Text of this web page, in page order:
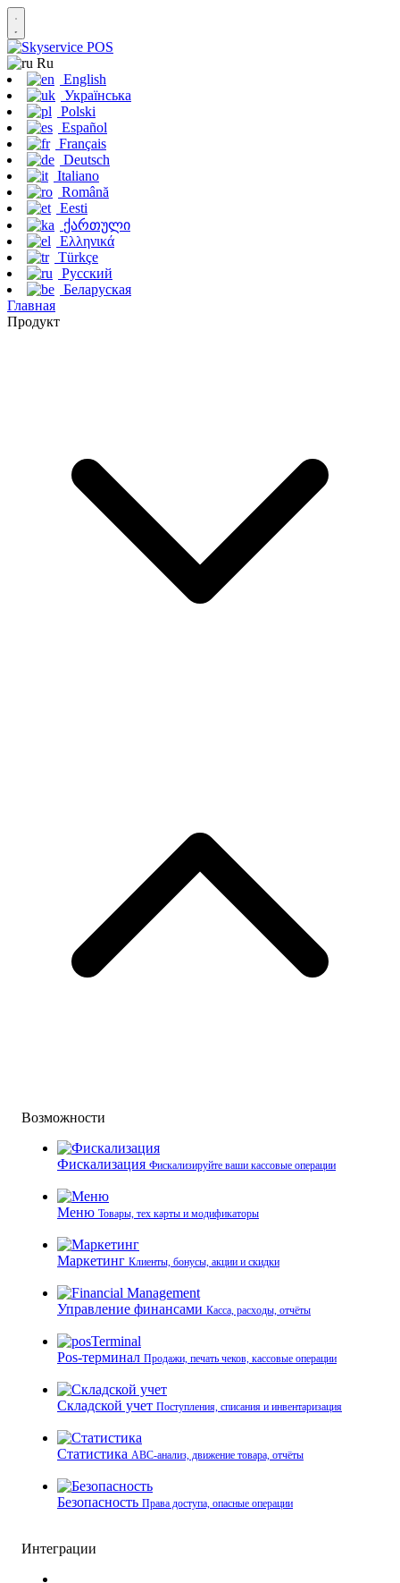
Ru
English
Українська
Polski
Español
Français
Deutsch
Italiano
Română
Eesti
ქართული
Ελληνικά
Türkçe
Русский
Беларуская
Главная
Продукт
Возможности
Фискализация Фискализируйте ваши кассовые операции
Меню Товары, тех карты и модификаторы
Маркетинг Клиенты, бонусы, акции и скидки
Управление финансами Касса, расходы, отчёты
Pos-терминал Продажи, печать чеков, кассовые операции
Складской учет Поступления, списания и инвентаризация
Статистика ABC-анализ, движение товара, отчёты
Безопасность Права доступа, опасные операции
Интеграции